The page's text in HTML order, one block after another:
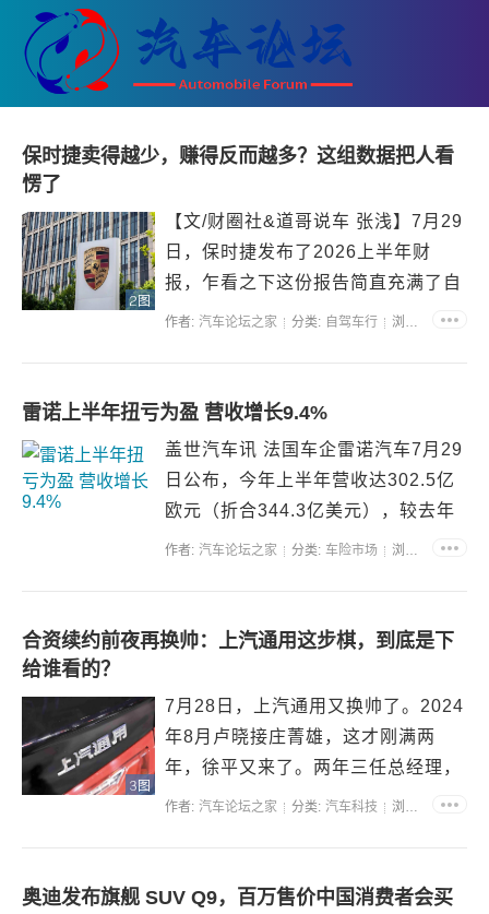
保时捷卖得越少，赚得反而越多？这组数据把人看
愣了
2图
【文/财圈社&道哥说车 张浅】7月29
日，保时捷发布了2026上半年财
报，乍看之下这份报告简直充满了自
相矛盾的荒诞感，全球交付量跌了
半边天的卡宴和Macan集体失速。
作者: 汽车论坛之家 分类: 自驾车行 浏览:33815
雷诺上半年扭亏为盈 营收增长9.4%
盖世汽车讯 法国车企雷诺汽车7月29
日公布，今年上半年营收达302.5亿
欧元（折合344.3亿美元），较去年
同期276.4亿欧元上涨9.4%，增长动
于上一代车型。上半年公司实现净利
作者: 汽车论坛之家 分类: 车险市场 浏览:35238
合资续约前夜再换帅：上汽通用这步棋，到底是下
给谁看的？
3图
7月28日，上汽通用又换帅了。2024
年8月卢晓接庄菁雄，这才刚满两
年，徐平又来了。两年三任总经理，
这频率不算低。同时，值得注意的
约谈判尘埃落定只剩不到一年，股东
作者: 汽车论坛之家 分类: 汽车科技 浏览:35354
奥迪发布旗舰 SUV Q9，百万售价中国消费者会买